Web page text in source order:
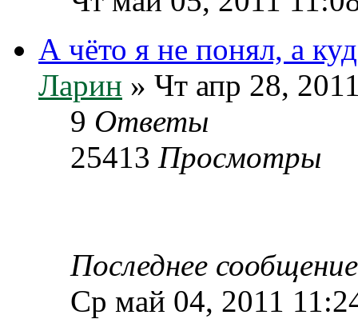
А чёто я не понял, а
Ларин » Чт апр 28,
9 Ответы
25413 Просмотры
Последнее
Ср май 04, 2011